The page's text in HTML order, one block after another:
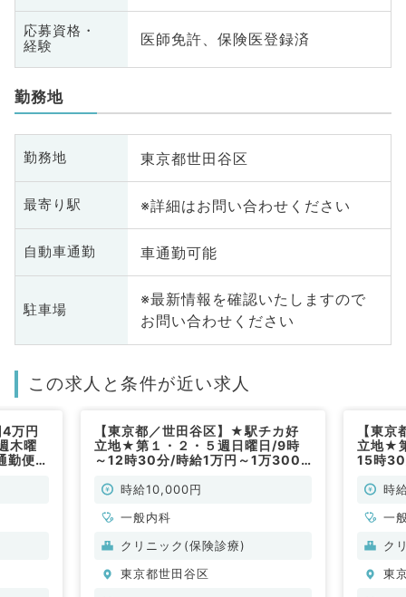
応募資格・
経験
医師免許、保険医登録済
勤務地
勤務地 東京都世田谷区
最寄り駅 ※詳細はお問い合わせください
自動車通勤 車通勤可能
駐車場
※最新情報を確認いたしますので
お問い合わせください
この求人と条件が近い求人
万円
木曜
勤便
【東京都／世田谷区】★駅チカ好
立地★第１・２・５週日曜日/9時
～12時30分/時給1万円～1万3000
非常勤）
時給10,000円
一般内科
クリニック(保険診療)
東京都世田谷区
【東
立地★
15時
常勤）
時
一
ク
東